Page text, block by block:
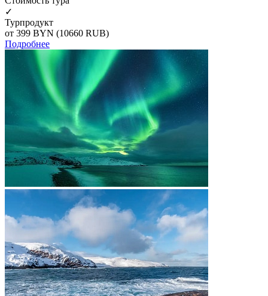
✓
Турпродукт
от 399 BYN (10660 RUB)
Подробнее